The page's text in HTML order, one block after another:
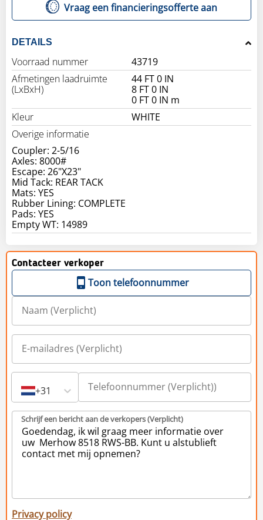
Vraag een financieringsofferte aan
DETAILS
Voorraad nummer
43719
Afmetingen laadruimte
(LxBxH)
44 FT 0 IN
8 FT 0 IN
0 FT 0 IN m
Kleur
WHITE
Overige informatie
Coupler: 2-5/16
Axles: 8000#
Escape: 26"X23"
Mid Tack: REAR TACK
Mats: YES
Rubber Lining: COMPLETE
Pads: YES
Contacteer verkoper
Toon telefoonnummer
+31
Schrijf een bericht aan de verkopers (Verplicht)
Privacy policy